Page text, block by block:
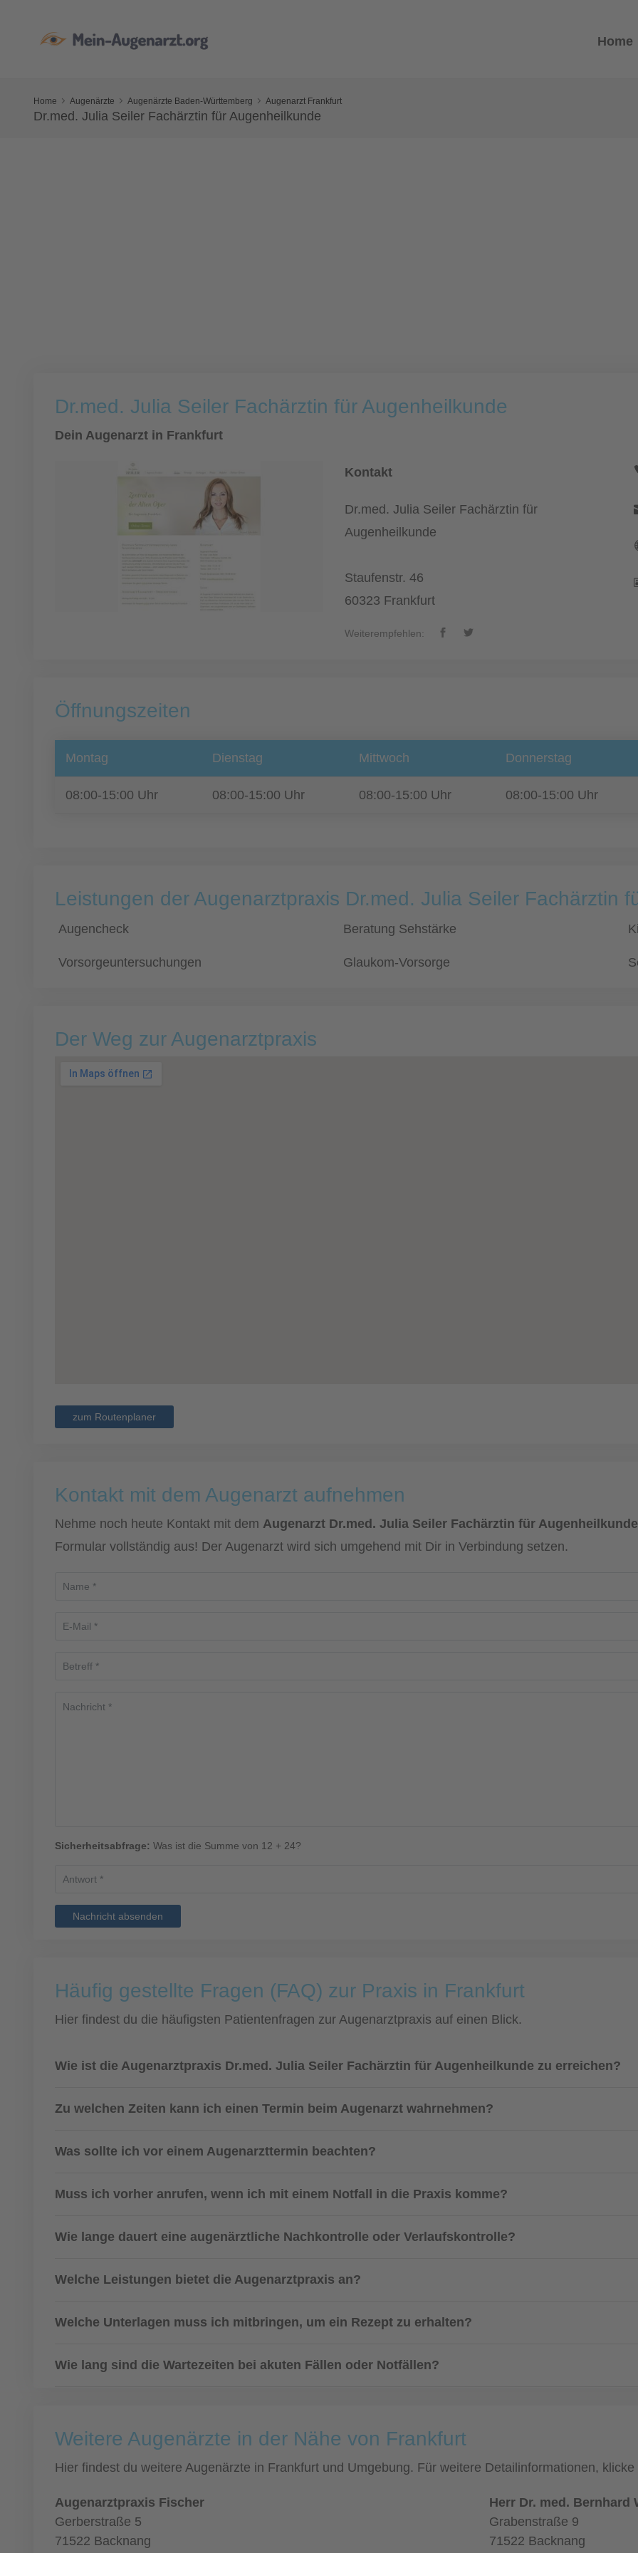
Home
Home Augenärzte Augenärzte Baden-Württemberg Augenarzt Frankfurt
Dr.med. Julia Seiler Fachärztin für Augenheilkunde
Dr.med. Julia Seiler Fachärztin für Augenheilkunde
Dein Augenarzt in Frankfurt
Kontakt
Dr.med. Julia Seiler Fachärztin für
Augenheilkunde
Staufenstr. 46
60323 Frankfurt
Weiterempfehlen:
Öffnungszeiten
Montag Dienstag Mittwoch Donnerstag
08:00-15:00 Uhr 08:00-15:00 Uhr 08:00-15:00 Uhr 08:00-15:00 Uhr
Leistungen der Augenarztpraxis Dr.med. Julia Seiler Fachärztin
Augencheck Beratung Sehstärke
Vorsorgeuntersuchungen Glaukom-Vorsorge
Der Weg zur Augenarztpraxis
zum Routenplaner
Kontakt mit dem Augenarzt aufnehmen
Nehme noch heute Kontakt mit dem Augenarzt Dr.med. Julia Seiler Fachärztin für Augenheilkunde
Formular vollständig aus! Der Augenarzt wird sich umgehend mit Dir in Verbindung setzen.
Sicherheitsabfrage: Was ist die Summe von 12 + 24?
Nachricht absenden
Häufig gestellte Fragen (FAQ) zur Praxis in Frankfurt
Hier findest du die häufigsten Patientenfragen zur Augenarztpraxis auf einen Blick.
Wie ist die Augenarztpraxis Dr.med. Julia Seiler Fachärztin für Augenheilkunde zu erreichen?
Zu welchen Zeiten kann ich einen Termin beim Augenarzt wahrnehmen?
Was sollte ich vor einem Augenarzttermin beachten?
Muss ich vorher anrufen, wenn ich mit einem Notfall in die Praxis komme?
Wie lange dauert eine augenärztliche Nachkontrolle oder Verlaufskontrolle?
Welche Leistungen bietet die Augenarztpraxis an?
Welche Unterlagen muss ich mitbringen, um ein Rezept zu erhalten?
Wie lang sind die Wartezeiten bei akuten Fällen oder Notfällen?
Weitere Augenärzte in der Nähe von Frankfurt
Hier findest du weitere Augenärzte in Frankfurt und Umgebung. Für weitere Detailinformationen,
Augenarztpraxis Fischer
Gerberstraße 5
71522 Backnang
Herr Dr. med. Bernhard
Grabenstraße 9
71522 Backnang